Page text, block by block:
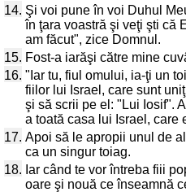
14. Şi voi pune în voi Duhul
în ţara voastră şi veţi şti că
am făcut", zice Domnul.
15. Fost-a iarăşi către mine
16. "Iar tu, fiul omului, ia-ţi un
fiilor lui Israel, care sunt
şi să scrii pe el: "Lui Iosif".
a toată casa lui Israel, care
17. Apoi să le apropii unul de
ca un singur toiag.
18. Iar când te vor întreba fiii
oare şi nouă ce înseamnă